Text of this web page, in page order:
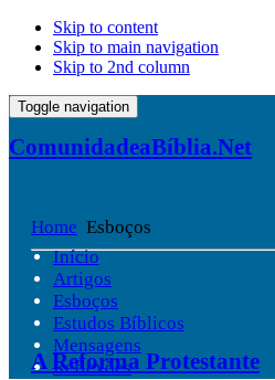
Skip to content
Skip to main navigation
Skip to 2nd column
Toggle navigation
ComunidadeaBíblia.Net
Início
Artigos
Esboços
Estudos Bíblicos
Mensagens
Reflexões
Home Esboços
A Reforma Protestante